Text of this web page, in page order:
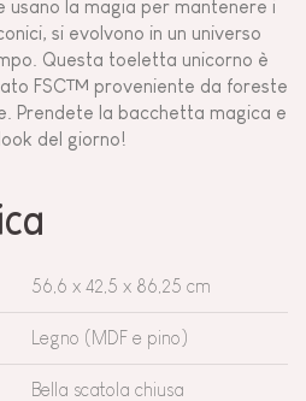
usano la magia per mantenere i
si evolvono in un universo
Questa toeletta unicorno è
FSC™ proveniente da foreste
Prendete la bacchetta magica e
del giorno!
56,6 x 42,5 x 86,25 cm
Legno (MDF e pino)
Bella scatola chiusa